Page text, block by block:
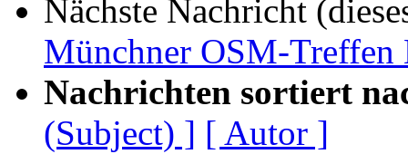
Nächste Nachricht
Münchner OSM-
Nachrichten sortiert
(Subject) ] [ Autor ]